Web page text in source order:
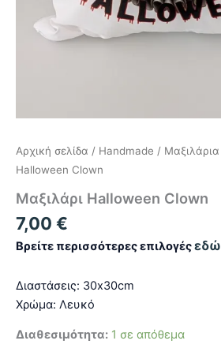
Αρχική σελίδα / Handmade / Μαξιλάρια
Halloween Clown
Μαξιλάρι Halloween Clown
7,00 €
Βρείτε περισσότερες επιλογέςεδώ
Διαστάσεις: 30x30cm
Χρώμα: Λευκό
Διαθεσιμότητα: 1 σε απόθεμα